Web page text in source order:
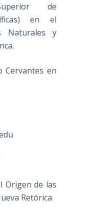
de
en el
Naturales y
Origen de las
Retórica